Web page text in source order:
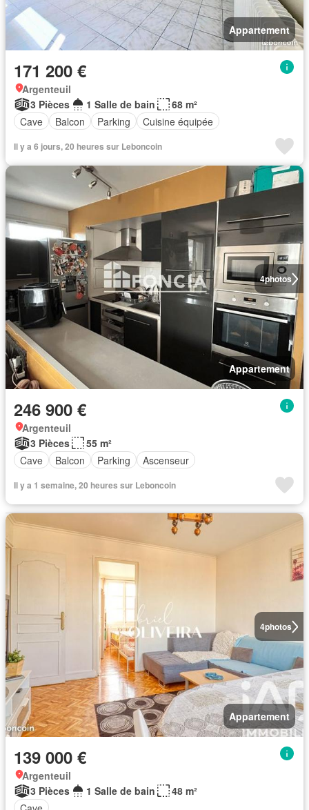
Appartement
171 200 €
Argenteuil
3 Pièces
1 Salle de bain
68 m²
Cave
Balcon Parking Cuisine équipée
Il y a 6 jours, 20 heures sur Leboncoin
4photos
Appartement
246 900 €
Argenteuil
3 Pièces
55 m²
Cave
Balcon Parking Ascenseur
Il y a 1 semaine, 20 heures sur Leboncoin
4photos
Appartement
139 000 €
Argenteuil
3 Pièces
1 Salle de bain
48 m²